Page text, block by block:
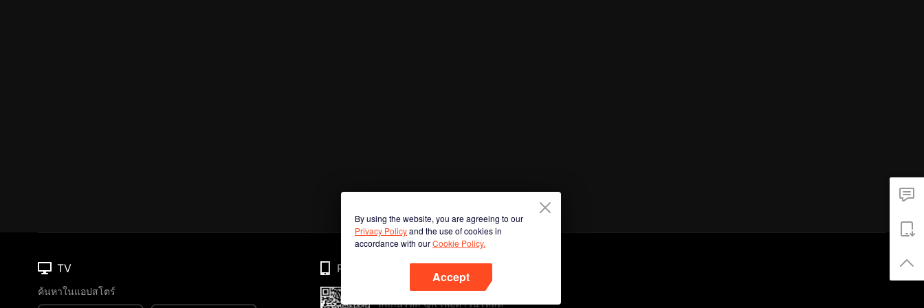
By using the website, you are agreeing to our
Privacy Policyand the use of cookies in
accordance with ourCookie Policy.
Accept
TV
ค้นหาในแอปสโตร์
Phone
สแกนรหัส QR เพื่อดาวน์โหลด